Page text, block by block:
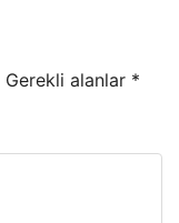
Gerekli alanlar *